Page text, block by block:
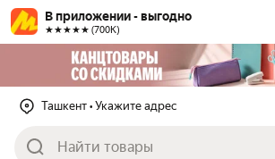
В приложении - выгодно
★★★★★ (700К)
Ташкент • Укажите адрес